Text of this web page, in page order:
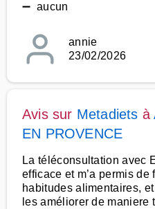
➖ aucun
annie
23/02/2026
Avis sur Metadiets à
EN PROVENCE
La téléconsultation avec
efficace et m’a permis
habitudes alimentaires,
les améliorer de maniere